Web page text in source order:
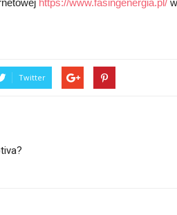
https://www.fasingenergia.pl/
Twitter